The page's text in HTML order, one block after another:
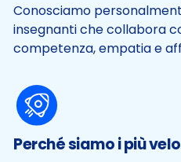
Conosciamo
insegnanti che collabora
competenza, empatia e
Perché siamo i più